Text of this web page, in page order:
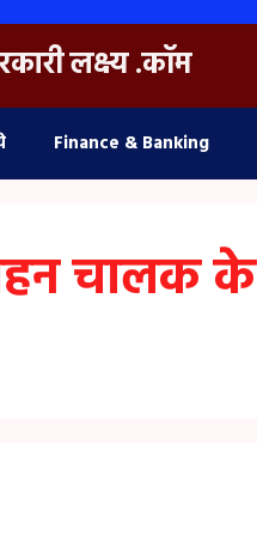
लक्ष्य .कॉम
Finance & Banking
चालक के